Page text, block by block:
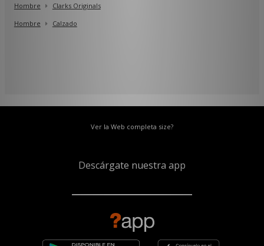
Hombre
Clarks Originals
Hombre
Calzado
Ver la Web completa size?
Descárgate nuestra app